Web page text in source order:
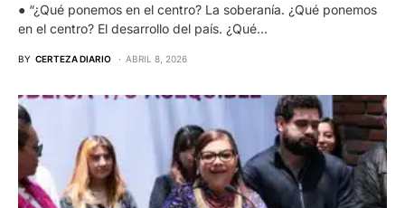
● “¿Qué ponemos en el centro? La soberanía. ¿Qué ponemos
en el centro? El desarrollo del país. ¿Qué…
BY CERTEZA DIARIO ABRIL 8, 2026